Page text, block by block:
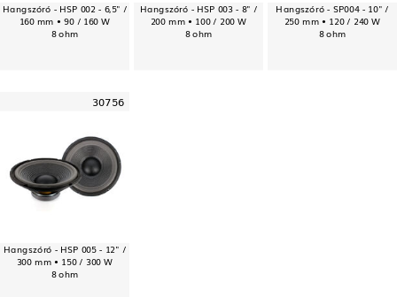
Hangszóró - HSP 002 - 6,5" /
160 mm • 90 / 160 W
8 ohm
Hangszóró - HSP 003 - 8" /
200 mm • 100 / 200 W
8 ohm
Hangszóró - SP004 - 10" /
250 mm • 120 / 240 W
8 ohm
30756
Hangszóró - HSP 005 - 12" /
300 mm • 150 / 300 W
8 ohm